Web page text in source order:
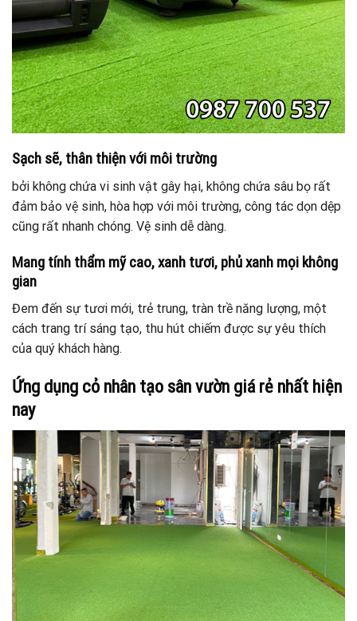
Sạch sẽ, thân thiện với môi trường
bởi không chứa vi sinh vật gây hại, không chứa sâu bọ rất
đảm bảo vệ sinh, hòa hợp với môi trường, công tác dọn dệp
cũng rất nhanh chóng. Vệ sinh dễ dàng.
Mang tính thẩm mỹ cao,xanh tươi, phủ xanh mọi không
gian
Đem đến sự tươi mới, trẻ trung, tràn trề năng lượng, một
cách trang trí sáng tạo, thu hút chiếm được sự yêu thích
của quý khách hàng.
Ứng dụng cỏ nhân tạo sân vườn giá rẻ nhất hiện
nay